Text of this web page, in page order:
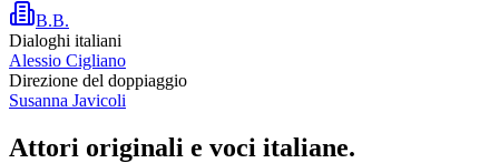
B.B.
Dialoghi italiani
Alessio Cigliano
Direzione del doppiaggio
Susanna Javicoli
Attori originali e voci italiane.